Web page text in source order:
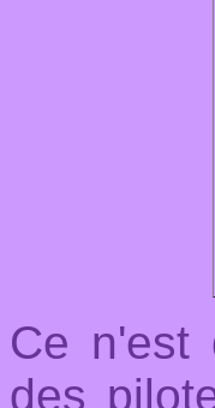
Ce n'est
des